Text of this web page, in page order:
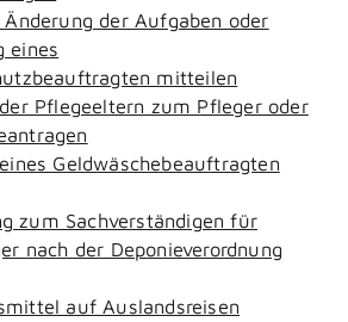
der Aufgaben oder
eines
mitteilen
Pflegeeltern zum Pfleger oder
Geldwäschebeauftragten
zum Sachverständigen für
nach der Deponieverordnung
auf Auslandsreisen